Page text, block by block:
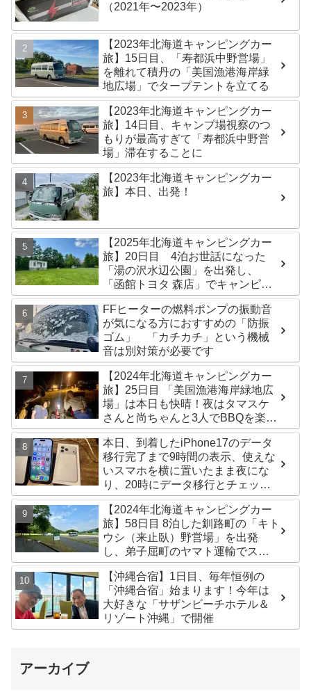
（2021年〜2023年）
【2023年北海道キャンピングカー
旅】15日目、「寿都浜中野営場」
を離れて積丹の「美国漁港海岸緑
地広場」でタープテントを立てる
【2023年北海道キャンピングカー
旅】14日目、キャンプ場視察のつ
もりが最高すぎて「寿都浜中野営
場」滞在することに
【2023年北海道キャンピングカー
旅】本日、出発！
【2025年北海道キャンピングカー
旅】20日目 4泊お世話になった
「湯の沢水辺公園」を出発し、
「函館トヨタ 森店」でキャンピン
グカーのオイル交換完了！今日は
伊達市の「徳舜瞥山麓キャンプ
場」へ
FFヒーターの燃料ポンプの振動音
が気になる方におすすめの「防振
ゴム」 「カチカチ」という機械
音は別対策が必要です
【2024年北海道キャンピングカー
旅】25日目 「美国漁港海岸緑地広
場」は本日も快晴！夜はタマスケ
さんと尚ちゃんと3人でBBQを楽し
みました♪
本日、到着したiPhone17のデータ
移行完了まで9時間の表示、使えな
いスマホを横に置いたまま夜にな
り、20時にデータ移行とチェック
が無事完了！午後からの写真がほ
ぼありません^^;
【2024年北海道キャンピングカー
旅】58日目 8泊した釧路町の「キト
ウシ（来止臥）野営場」を出発
し、弟子屈町のヤマト運輸でステ
ッカー受け取り！今日は北見市の
無料キャンプ場「つつじ公園キャ
ンプ場」まで
【沖縄合宿】1日目、毎年恒例の
「沖縄合宿」始まります！今年は
大好きな「サザンビーチホテル＆
リゾート沖縄」で開催
アーカイブ